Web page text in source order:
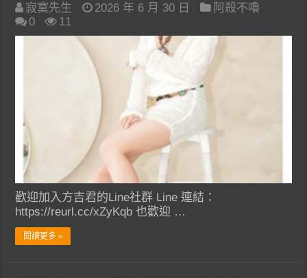
寂寞先生 2026 年 6 月 30 日
阿殺不嚕
0
11
歡迎加入方吉君的Line社群 Line 連結：
https://reurl.cc/xZyKqb 也歡迎 …
閱讀更多 »